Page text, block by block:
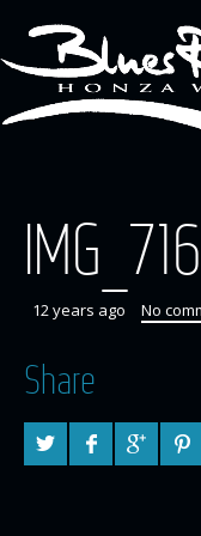
12 years ago No
Share